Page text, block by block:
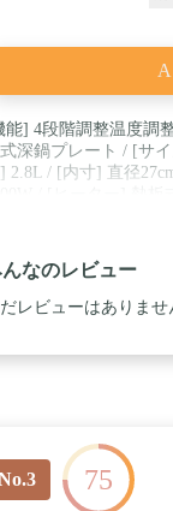
能] 4段階調整温度調
深鍋プレート / [サ
2.8L / [内寸] 直径
なのレビュー
レビューはありませ
75